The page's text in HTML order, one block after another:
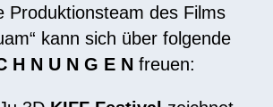
Produktionsteam des Films
kann sich über folgende
H N U N G E N freuen: